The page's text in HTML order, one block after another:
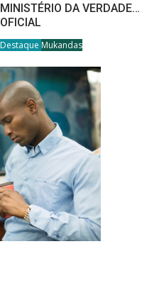
MINISTÉRIO DA VERDADE…
OFICIAL
Destaque Mukandas